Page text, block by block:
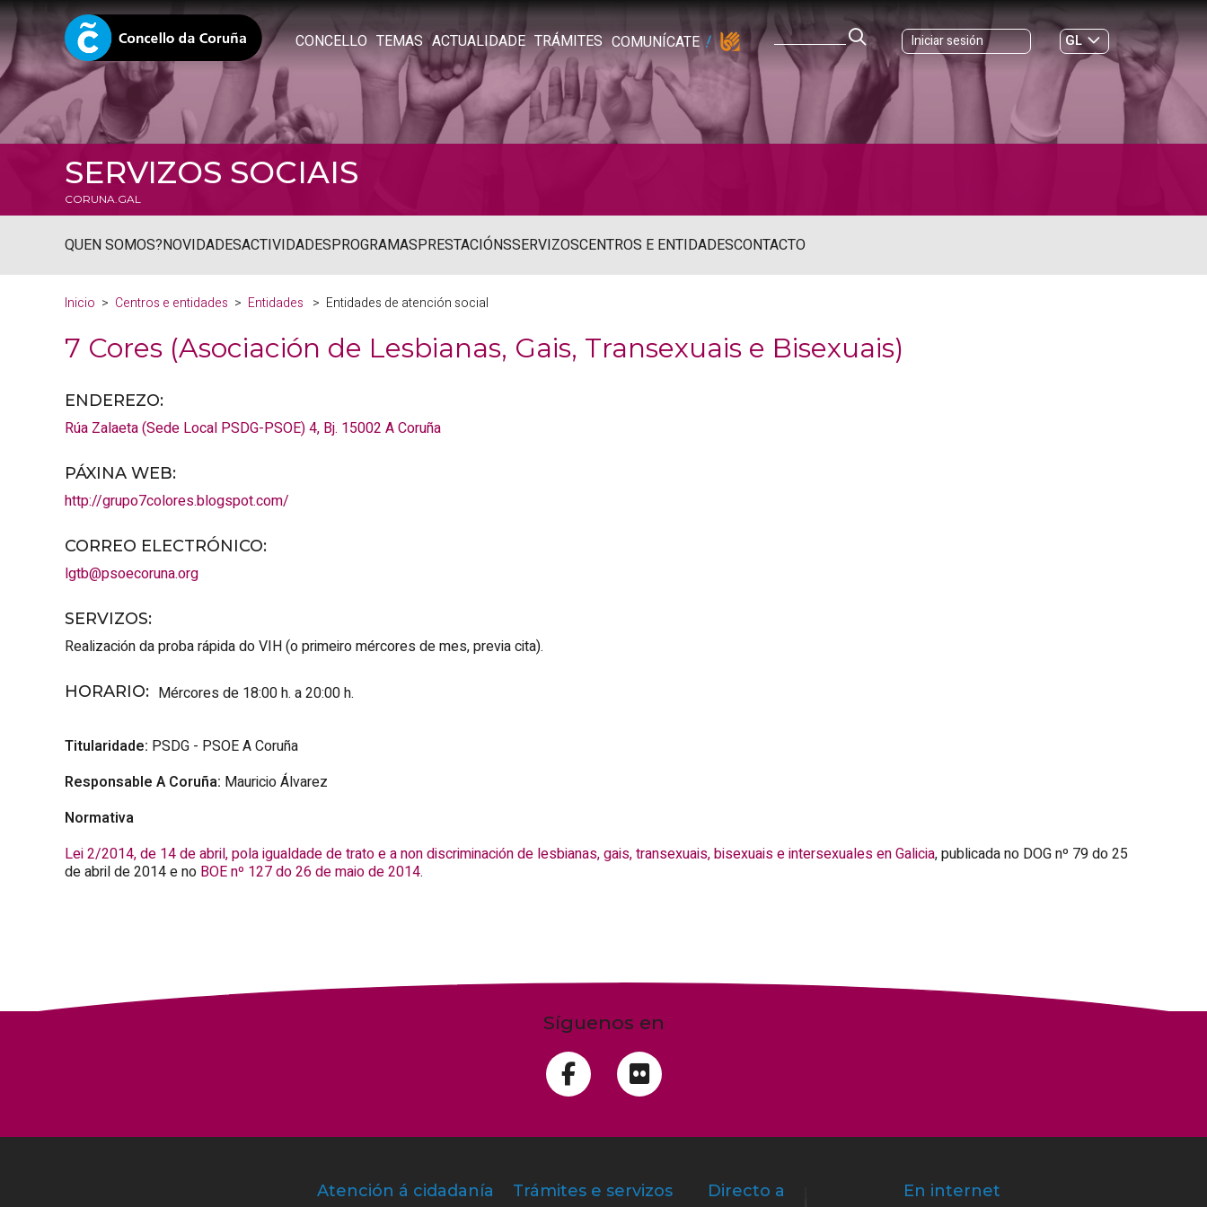
CONCELLO TEMAS ACTUALIDADE TRÁMITES COMUNÍCATE Iniciar sesión
GL
ES|
SERVIZOS SOCIAIS
CORUNA.GAL
QUEN SOMOS?NOVIDADESACTIVIDADESPROGRAMASPRESTACIÓNSSERVIZOSCENTROS E ENTIDADESCONTACTO
Inicio Centros e entidades Entidades Entidades de atención social
7 Cores (Asociación de Lesbianas, Gais, Transexuais e Bisexuais)
ENDEREZO:
Rúa Zalaeta (Sede Local PSDG-PSOE) 4, Bj. 15002 A Coruña
PÁXINA WEB:
http://grupo7colores.blogspot.com/
CORREO ELECTRÓNICO:
lgtb@psoecoruna.org
SERVIZOS:
Realización da proba rápida do VIH (o primeiro mércores de mes, previa cita).
HORARIO: Mércores de 18:00 h. a 20:00 h.
Titularidade: PSDG - PSOE A Coruña
Responsable A Coruña: Mauricio Álvarez
Normativa
Lei 2/2014, de 14 de abril, pola igualdade de trato e a non discriminación de lesbianas, gais, transexuais, bisexuais e intersexuales en Galicia, publicada no DOG nº 79 do 25
de abril de 2014 e no BOE nº 127 do 26 de maio de 2014.
Síguenos en
Atención á cidadanía Trámites e servizos Directo a En internet